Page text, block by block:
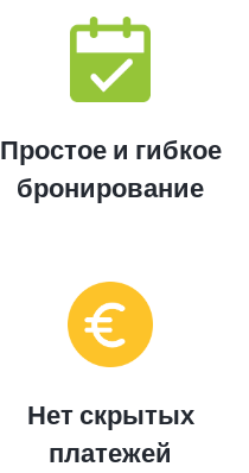
Простое и гибкое
бронирование
Нет скрытых
платежей